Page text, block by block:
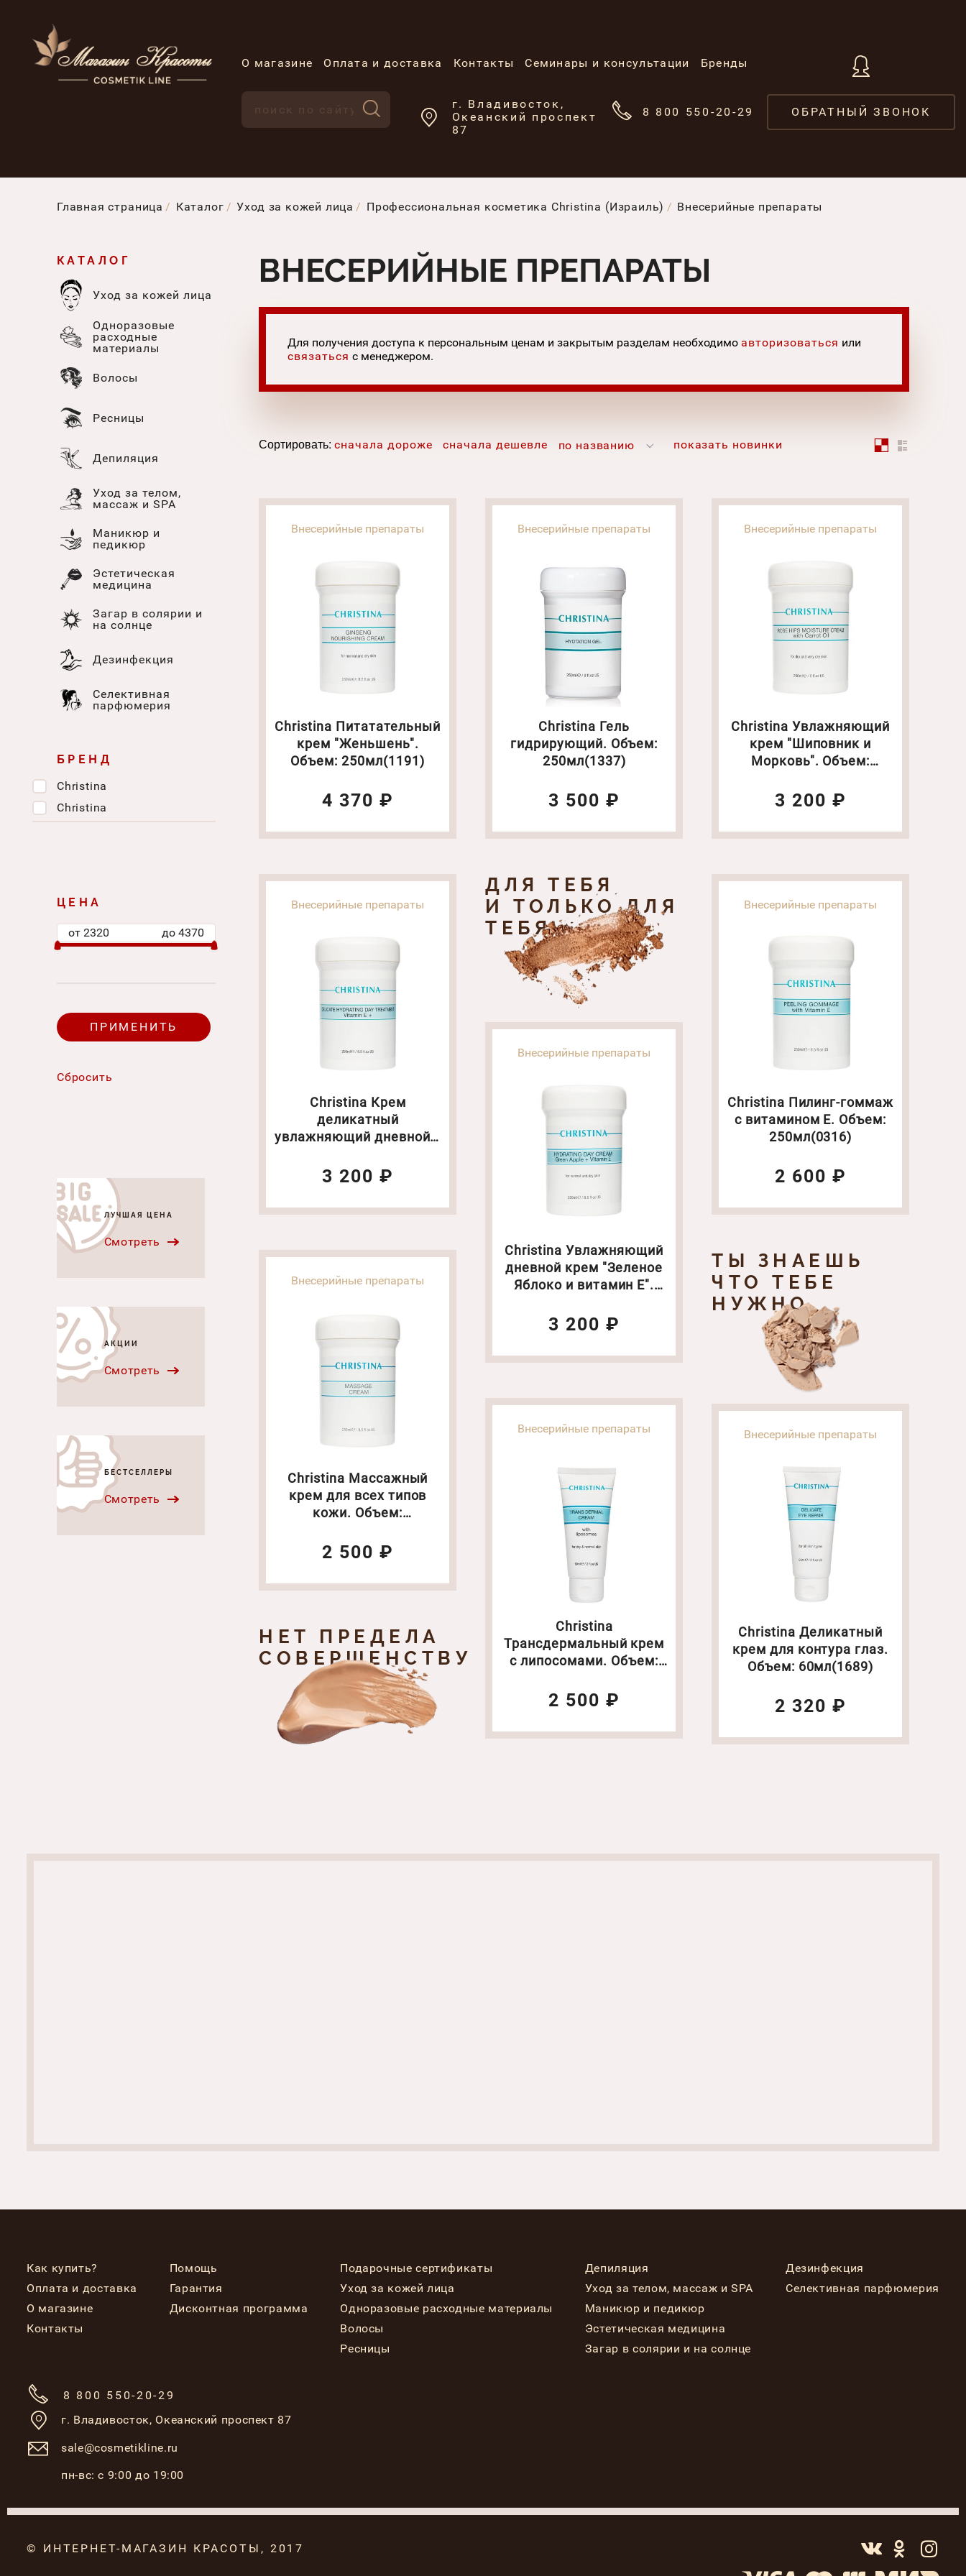
О магазине Оплата и доставка Контакты Семинары и консультации Бренды
8 800 550-20-29 ОБРАТНЫЙ ЗВОНОК
г. Владивосток,
Океанский проспект
87
Главная страница Каталог Уход за кожей лица Профессиональная косметика Christina (Израиль) Внесерийные препараты
КАТАЛОГ
Уход за кожей лица
Одноразовые
расходные
материалы
Волосы
Ресницы
Депиляция
Уход за телом,
массаж и SPA
Маникюр и
педикюр
Эстетическая
медицина
Загар в солярии и
на солнце
Дезинфекция
Селективная
парфюмерия
БРЕНД
Christina
Christina
ЦЕНА
от 2320 до4370
ЛУЧШАЯ ЦЕНА
Смотреть
АКЦИИ
Смотреть
БЕСТСЕЛЛЕРЫ
Смотреть
ВНЕСЕРИЙНЫЕ ПРЕПАРАТЫ
Для получения доступа к персональным ценам и закрытым разделам необходимо авторизоваться или
связаться с менеджером.
Сортировать: сначала дороже сначала дешевле по названию показать новинки
Внесерийные препараты
Christina Питатательный
крем "Женьшень".
Объем: 250мл(1191)
4 370 ₽
Внесерийные препараты
Christina Крем
деликатный
увлажняющий дневной с
250мл(1153)
3 200 ₽
Внесерийные препараты
Christina Массажный
крем для всех типов
кожи. Объем:
2 500 ₽
НЕТ ПРЕДЕЛА
СОВЕРШЕНСТВУ
Внесерийные препараты
Christina Гель
гидрирующий. Объем:
250мл(1337)
3 500 ₽
ДЛЯ ТЕБЯ
И ТОЛЬКО ДЛЯ
ТЕБЯ
Внесерийные препараты
Christina Увлажняющий
дневной крем "Зеленое
Яблоко и витамин Е".
3 200 ₽
Внесерийные препараты
Christina
Трансдермальный крем
с липосомами. Объем:
2 500 ₽
Внесерийные препараты
Christina Увлажняющий
крем "Шиповник и
Морковь". Объем:
3 200 ₽
Внесерийные препараты
Christina Пилинг-гоммаж
с витамином Е. Объем:
250мл(0316)
2 600 ₽
ТЫ ЗНАЕШЬ
ЧТО ТЕБЕ
НУЖНО
Внесерийные препараты
Christina Деликатный
крем для контура глаз.
Объем: 60мл(1689)
2 320 ₽
Как купить?
Оплата и доставка
О магазине
Контакты
Помощь
Гарантия
Дисконтная программа
Подарочные сертификаты
Уход за кожей лица
Одноразовые расходные материалы
Волосы
Ресницы
Депиляция
Уход за телом, массаж и SPA
Маникюр и педикюр
Эстетическая медицина
Загар в солярии и на солнце
Дезинфекция
Селективная парфюмерия
8 800 550-20-29
г. Владивосток, Океанский проспект 87
sale@cosmetikline.ru
пн-вс: с 9:00 до 19:00
© ИНТЕРНЕТ-МАГАЗИН КРАСОТЫ, 2017